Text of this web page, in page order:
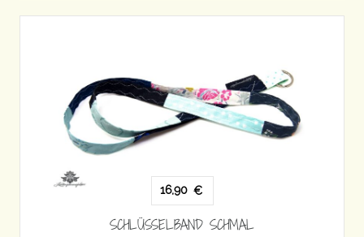
16,90 €
SCHLÜSSELBAND SCHMAL